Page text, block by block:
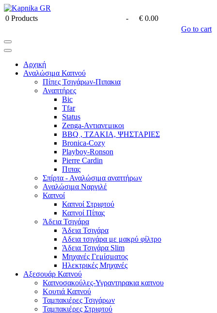
0 Products -
€ 0.00
Go to cart
Αρχική
Αναλώσιμα Καπνού
Πίπες Τσιγάρων-Πιπακια
Αναπτήρες
Bic
Tfar
Status
Zenga-Αντιανεμικοι
BBQ , ΤΖΑΚΙΑ, ΨΗΣΤΑΡΙΕΣ
Bronica-Cozy
Playboy-Ronson
Pierre Cardin
Πιπας
Σπίρτα - Αναλώσιμα αναπτήρων
Αναλώσιμα Ναργιλέ
Καπνοί
Καπνοί Στριφτού
Καπνοί Πίπας
Άδεια Τσιγάρα
Άδεια Τσιγάρα
Αδεια τσιγάρα με μακρύ φίλτρο
Άδεια Τσιγάρα Slim
Μηχανές Γεμίσματος
Ηλεκτρικές Μηχανές
Αξεσουάρ Καπνού
Καπνοσακούλες-Υγραντηρακια καπνου
Κουτιά Καπνού
Ταμπακιέρες Τσιγάρων
Ταμπακιέρες Στριφτού